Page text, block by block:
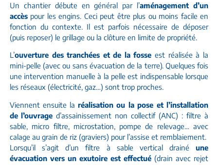
Un chantier débute en général par l’aménagement d’un
accès pour les engins. Ceci peut être plus ou moins facile en
fonction du contexte. Il est parfois nécessaire de déposer
(puis reposer) le grillage ou la clôture en limite de propriété.
L’ouverture des tranchées et de la fosse est réalisée à la
mini-pelle (avec ou sans évacuation de la terre). Quelques fois
une intervention manuelle à la pelle est indispensable lorsque
les réseaux (électricité, gaz…) sont trop proches.
Viennent ensuite la réalisation ou la pose et l’installation
de l’ouvrage d’assainissement non collectif (ANC) : filtre à
sable, micro filtre, microstation, pompe de relevage… avec
calage au grain de riz (graviers) pour l’assise et remblaiement.
Lorsqu’il s’agit d’un filtre à sable vertical drainé une
évacuation vers un exutoire est effectué (drain avec rejet